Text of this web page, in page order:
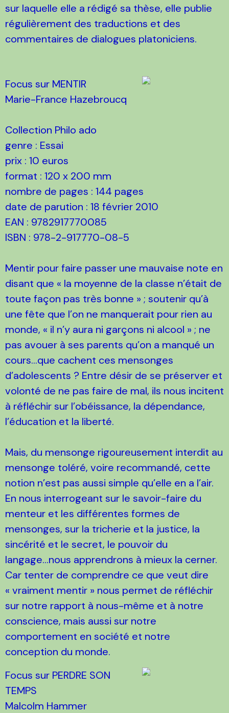
sur laquelle elle a rédigé sa thèse, elle publie
régulièrement des traductions et des
commentaires de dialogues platoniciens.
Focus sur MENTIR
Marie-France Hazebroucq
Collection Philo ado
genre : Essai
prix : 10 euros
format : 120 x 200 mm
nombre de pages : 144 pages
date de parution : 18 février 2010
EAN : 9782917770085
ISBN : 978-2-917770-08-5
Mentir pour faire passer une mauvaise note en
disant que « la moyenne de la classe n’était de
toute façon pas très bonne » ; soutenir qu’à
une fête que l’on ne manquerait pour rien au
monde, « il n’y aura ni garçons ni alcool » ; ne
pas avouer à ses parents qu’on a manqué un
cours...que cachent ces mensonges
d’adolescents ? Entre désir de se préserver et
volonté de ne pas faire de mal, ils nous incitent
à réfléchir sur l’obéissance, la dépendance,
l’éducation et la liberté.
Mais, du mensonge rigoureusement interdit au
mensonge toléré, voire recommandé, cette
notion n’est pas aussi simple qu’elle en a l’air.
En nous interrogeant sur le savoir-faire du
menteur et les différentes formes de
mensonges, sur la tricherie et la justice, la
sincérité et le secret, le pouvoir du
langage...nous apprendrons à mieux la cerner.
Car tenter de comprendre ce que veut dire
« vraiment mentir » nous permet de réfléchir
sur notre rapport à nous-même et à notre
conscience, mais aussi sur notre
comportement en société et notre
conception du monde.
Focus sur PERDRE SON
TEMPS
Malcolm Hammer